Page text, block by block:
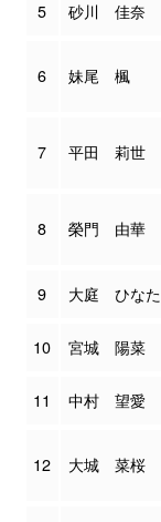
5 砂川 佳奈
6 妹尾 楓
7 平田 莉世
8 榮門 由華
9 大庭 ひなた
10 宮城 陽菜
11 中村 望愛
12 大城 菜桜